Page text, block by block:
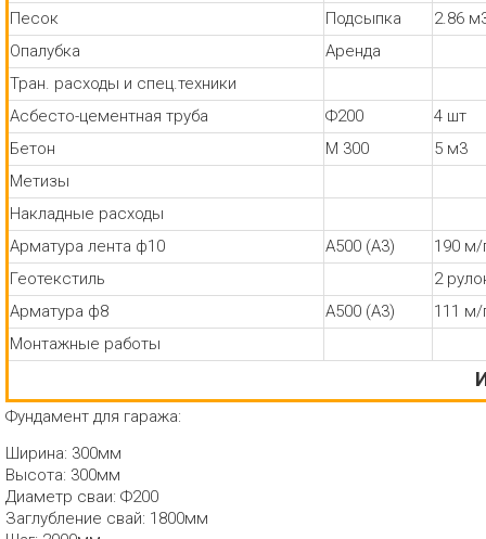
Песок
Подсыпка
2.86
Опалубка
Аренда
Тран. расходы и спец.техники
Асбесто-цементная труба
Ф200
4 шт
Бетон
М 300
5 м3
Метизы
Накладные расходы
Арматура лента ф10
А500 (А3)
190 м/
Геотекстиль
2
Арматура ф8
А500 (А3)
111 м/
Монтажные работы
Фундамент для гаража:
Ширина: 300мм
Высота: 300мм
Диаметр сваи: Ф200
Заглубление свай: 1800мм